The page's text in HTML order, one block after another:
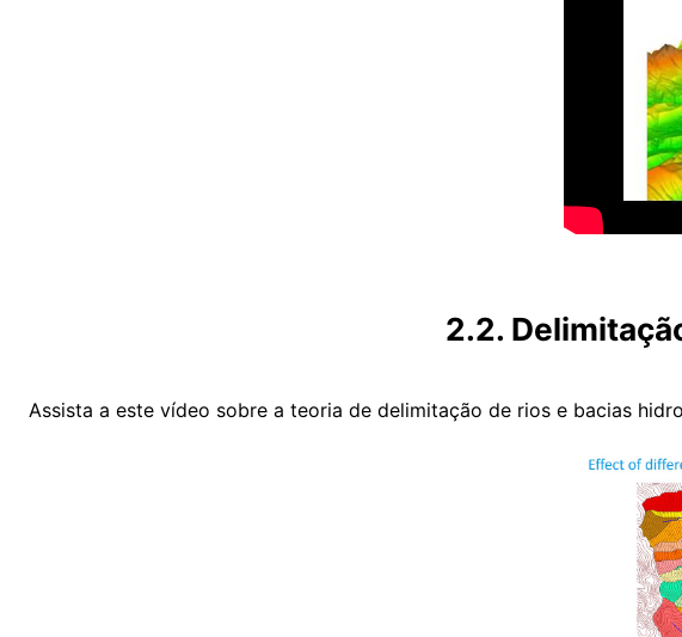
2.2.
Assista a este vídeo sobre a teoria de delimitação de rios e bacias